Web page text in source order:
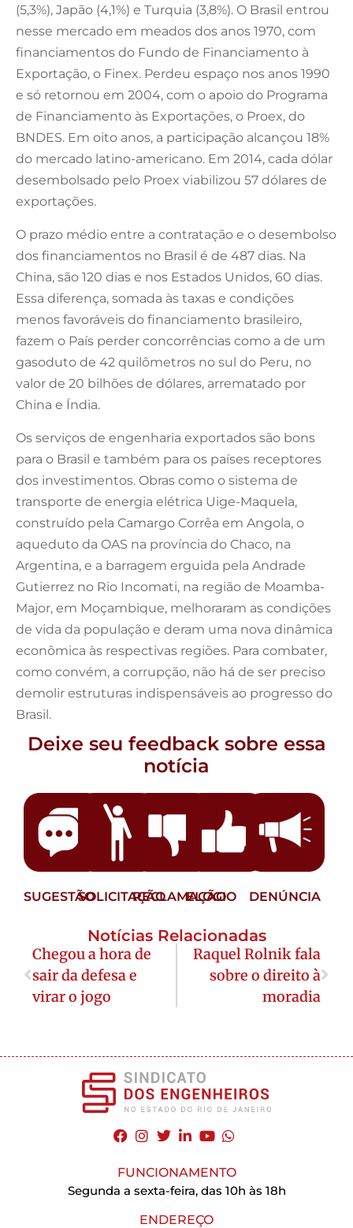
(5,3%), Japão (4,1%) e Turquia (3,8%). O Brasil entrou
nesse mercado em meados dos anos 1970, com
financiamentos do Fundo de Financiamento à
Exportação, o Finex. Perdeu espaço nos anos 1990
e só retornou em 2004, com o apoio do Programa
de Financiamento às Exportações, o Proex, do
BNDES. Em oito anos, a participação alcançou 18%
do mercado latino-americano. Em 2014, cada dólar
desembolsado pelo Proex viabilizou 57 dólares de
exportações.
O prazo médio entre a contratação e o desembolso
dos financiamentos no Brasil é de 487 dias. Na
China, são 120 dias e nos Estados Unidos, 60 dias.
Essa diferença, somada às taxas e condições
menos favoráveis do financiamento brasileiro,
fazem o País perder concorrências como a de um
gasoduto de 42 quilômetros no sul do Peru, no
valor de 20 bilhões de dólares, arrematado por
China e Índia.
Os serviços de engenharia exportados são bons
para o Brasil e também para os países receptores
dos investimentos. Obras como o sistema de
transporte de energia elétrica Uige-Maquela,
construído pela Camargo Corrêa em Angola, o
aqueduto da OAS na província do Chaco, na
Argentina, e a barragem erguida pela Andrade
Gutierrez no Rio Incomati, na região de Moamba-
Major, em Moçambique, melhoraram as condições
de vida da população e deram uma nova dinâmica
econômica às respectivas regiões. Para combater,
como convém, a corrupção, não há de ser preciso
demolir estruturas indispensáveis ao progresso do
Brasil.
Deixe seu feedback sobre essa
notícia
SUGESTÃOSOLICITAÇÃORECLAMAÇÃO
ELOGIO DENÚNCIA
Notícias Relacionadas
Chegou a hora de
sair da defesa e
virar o jogo
Raquel Rolnik fala
sobre o direito à
moradia
FUNCIONAMENTO
Segunda a sexta-feira, das 10h às 18h
ENDEREÇO